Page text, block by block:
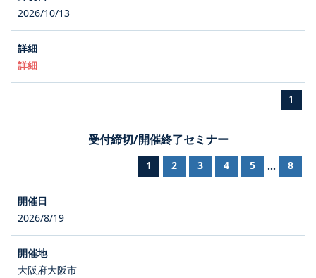
2026/10/13
詳細
1
受付締切/開催終了セミナー
1 2 3 4 5 ... 8
2026/8/19
大阪府大阪市